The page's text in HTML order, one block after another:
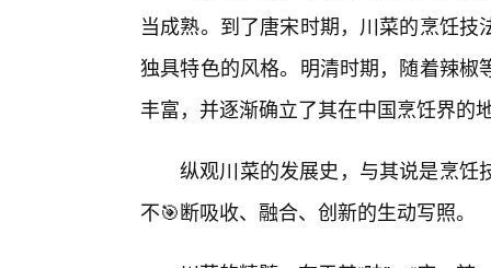
当成熟。到了唐宋时期，川菜的烹饪
独具特色的风格。明清时期，随着辣
丰富，并逐渐确立了其在中国烹饪界的
纵观川菜的发展史，与其说是烹饪
不🎯断吸收、融合、创新的生动写照。